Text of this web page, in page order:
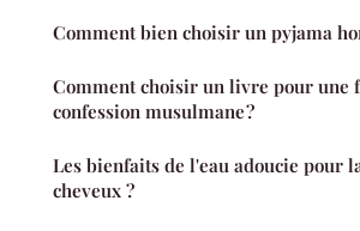
Comment bien choisir un pyjama
Comment choisir un livre pour une
confession musulmane ?
Les bienfaits de l'eau adoucie pour
cheveux ?